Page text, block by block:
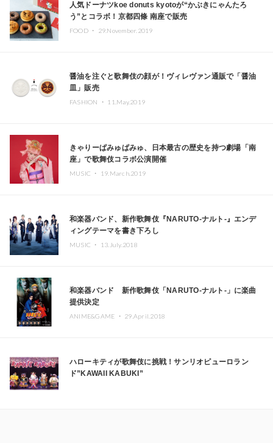
人気ドーナツkoe donuts kyotoが“かぶきにゃんたろ
う”とコラボ！京都四條 南座で販売
FOOD ・ 29.November.2019
醤油を注ぐと歌舞伎の顔が！ヴィレヴァン通販で「醤油
皿」販売
FASHION ・ 11.May.2019
きゃりーぱみゅぱみゅ、日本最古の歴史を持つ劇場「南
座」で歌舞伎コラボ公演開催
MUSIC ・ 19.March.2019
和楽器バンド、新作歌舞伎『NARUTO-ナルト-』エンデ
ィングテーマを書き下ろし
MUSIC ・ 13.July.2018
和楽器バンド 新作歌舞伎「NARUTO-ナルト-」に楽曲
提供決定
ANIME&GAME ・ 29.April.2018
ハローキティが歌舞伎に挑戦！サンリオピューロラン
ド”KAWAII KABUKI”